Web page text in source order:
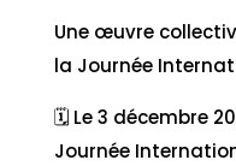
Une œuvre
la Journée
🗓️ Le 3 décembre
Journée